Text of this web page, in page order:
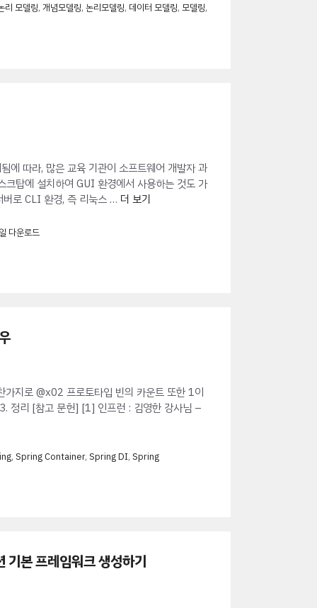
리 모델링,개념모델링,논리모델링, 데이터 모델링,모델링,
에 따라, 많은 교육 기관이 소프트웨어 개발자 과
크탑에 설치하여 GUI 환경에서 사용하는 것도 가
버로 CLI 환경, 즉 리눅스 … 더 보기
다운로드
가지로 @x02 프로토타입 빈의 카운트 또한 1이
정리 [참고 문헌] [1] 인프런 : 김영한 강사님 –
,Spring Container,Spring DI,Spring
본 프레임워크 생성하기